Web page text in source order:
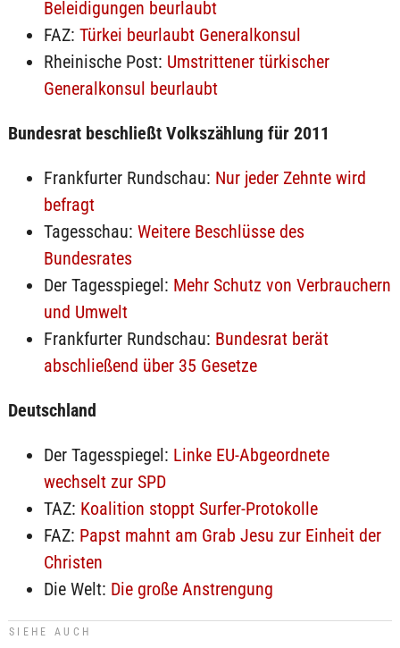
Beleidigungen beurlaubt
FAZ: Türkei beurlaubt Generalkonsul
Rheinische Post: Umstrittener türkischer
Generalkonsul beurlaubt
Bundesrat beschließt Volkszählung für 2011
Frankfurter Rundschau: Nur jeder Zehnte wird
befragt
Tagesschau: Weitere Beschlüsse des
Bundesrates
Der Tagesspiegel: Mehr Schutz von Verbrauchern
und Umwelt
Frankfurter Rundschau: Bundesrat berät
abschließend über 35 Gesetze
Deutschland
Der Tagesspiegel: Linke EU-Abgeordnete
wechselt zur SPD
TAZ: Koalition stoppt Surfer-Protokolle
FAZ: Papst mahnt am Grab Jesu zur Einheit der
Christen
Die Welt: Die große Anstrengung
SIEHE AUCH